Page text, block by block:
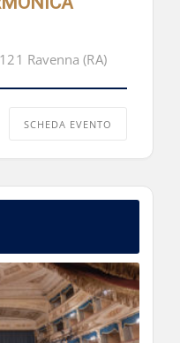
Ravenna (RA)
SCHEDA EVENTO